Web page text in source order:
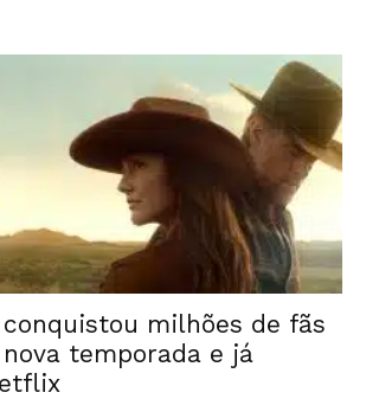
milhões de fãs
temporada e já